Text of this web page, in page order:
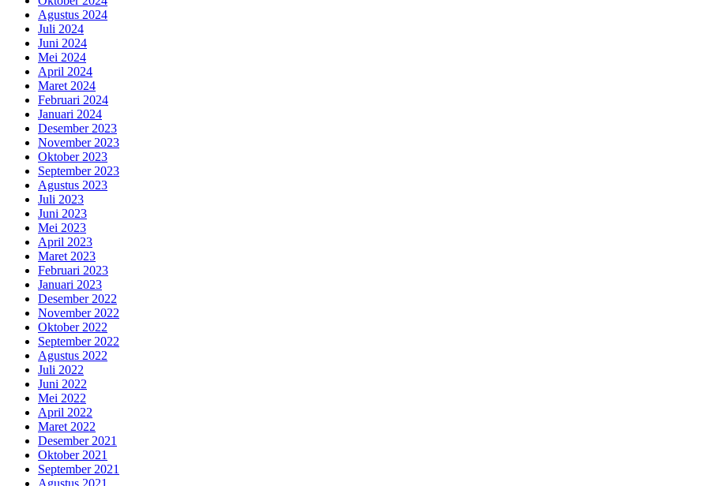
Agustus 2024
Juli 2024
Juni 2024
Mei 2024
April 2024
Maret 2024
Februari 2024
Januari 2024
Desember 2023
November 2023
Oktober 2023
September 2023
Agustus 2023
Juli 2023
Juni 2023
Mei 2023
April 2023
Maret 2023
Februari 2023
Januari 2023
Desember 2022
November 2022
Oktober 2022
September 2022
Agustus 2022
Juli 2022
Juni 2022
Mei 2022
April 2022
Maret 2022
Desember 2021
Oktober 2021
September 2021